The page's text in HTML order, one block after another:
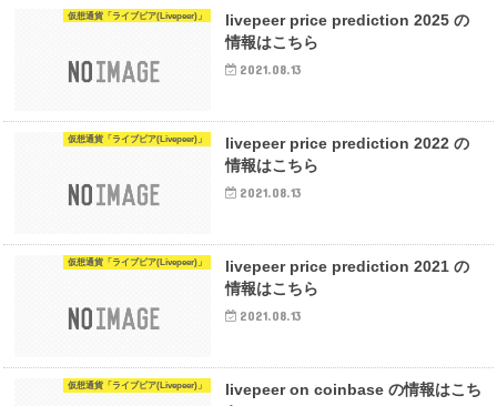
仮想通貨「ライブピア(Livepeer)」
livepeer price prediction 2025 の
情報はこちら
2021.08.13
仮想通貨「ライブピア(Livepeer)」
livepeer price prediction 2022 の
情報はこちら
2021.08.13
仮想通貨「ライブピア(Livepeer)」
livepeer price prediction 2021 の
情報はこちら
2021.08.13
仮想通貨「ライブピア(Livepeer)」
livepeer on coinbase の情報はこち